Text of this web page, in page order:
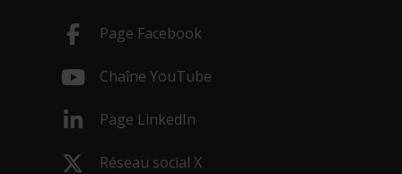
Page Facebook
Chaîne YouTube
Page LinkedIn
Réseau social X